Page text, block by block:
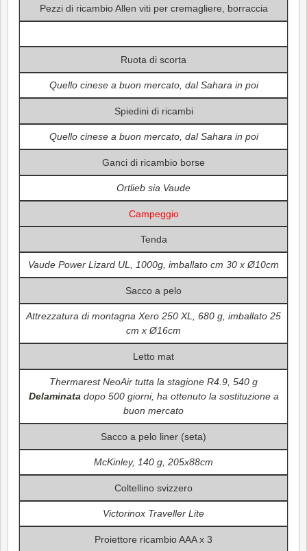
Pezzi di ricambio Allen viti per cremagliere, borraccia
Ruota di scorta
Quello cinese a buon mercato, dal Sahara in poi
Spiedini di ricambi
Quello cinese a buon mercato, dal Sahara in poi
Ganci di ricambio borse
Ortlieb sia Vaude
Campeggio
Tenda
Vaude Power Lizard UL, 1000g, imballato cm 30 x Ø10cm
Sacco a pelo
Attrezzatura di montagna Xero 250 XL, 680 g, imballato 25
cm x Ø16cm
Letto mat
Thermarest NeoAir tutta la stagione R4.9, 540 g
Delaminata dopo 500 giorni, ha ottenuto la sostituzione a
buon mercato
Sacco a pelo liner (seta)
McKinley, 140 g, 205x88cm
Coltellino svizzero
Victorinox Traveller Lite
Proiettore ricambio AAA x 3